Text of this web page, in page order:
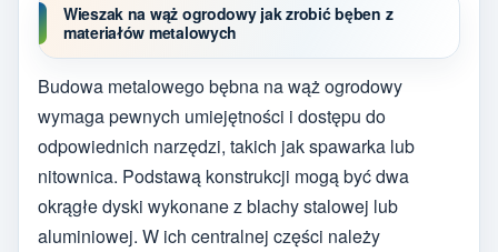
Wieszak na wąż ogrodowy jak zrobić bęben z
materiałów metalowych
Budowa metalowego bębna na wąż ogrodowy
wymaga pewnych umiejętności i dostępu do
odpowiednich narzędzi, takich jak spawarka lub
nitownica. Podstawą konstrukcji mogą być dwa
okrągłe dyski wykonane z blachy stalowej lub
aluminiowej. W ich centralnej części należy